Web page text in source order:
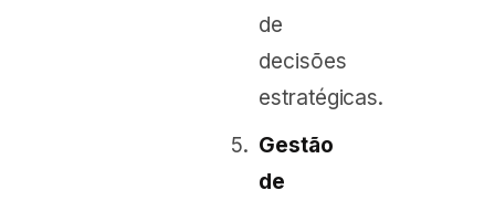
de
decisões
estratégicas.
Gestão
de